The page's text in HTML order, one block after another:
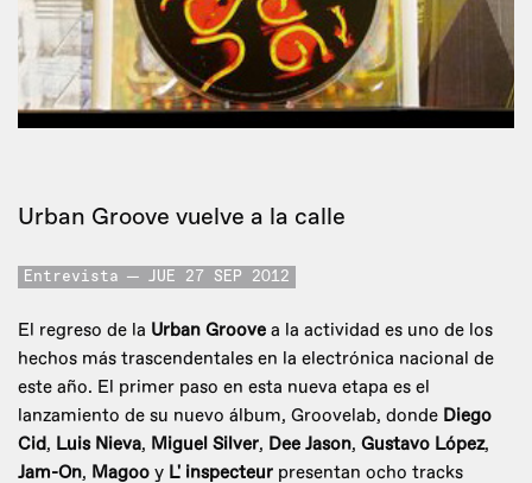
Urban Groove vuelve a la calle
Entrevista JUE 27 SEP 2012
El regreso de la Urban Groove a la actividad es uno de los
hechos más trascendentales en la electrónica nacional de
este año. El primer paso en esta nueva etapa es el
lanzamiento de su nuevo álbum, Groovelab, donde Diego
Cid, Luis Nieva, Miguel Silver, Dee Jason, Gustavo López,
Jam-On, Magoo y L' inspecteur presentan ocho tracks